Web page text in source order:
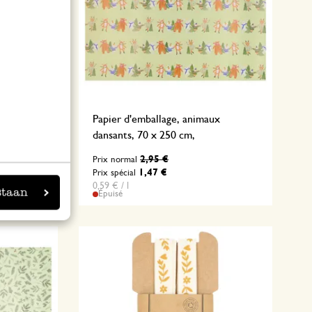
Papier d'emballage, animaux
dansants, 70 x 250 cm,
Prix spécial 1,47 €
Prix normal 2,95 €
0,59 € / l
Épuisé